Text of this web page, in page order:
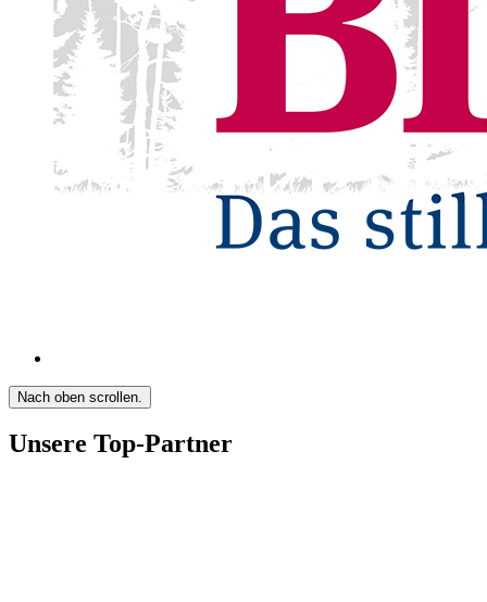
Nach oben scrollen.
Unsere Top-Partner